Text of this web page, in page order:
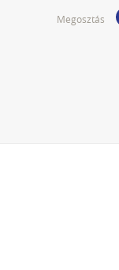
Megosztás